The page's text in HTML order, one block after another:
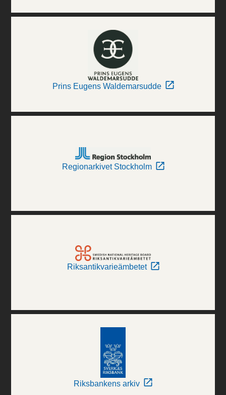
Prins Eugens Waldemarsudde
Regionarkivet Stockholm
Riksantikvarieämbetet
Riksbankens arkiv